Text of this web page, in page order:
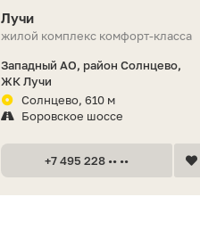
Лучи
жилой комплекс комфорт-класса
Западный АО, район Солнцево,
ЖК Лучи
Солнцево, 610 м
Боровское шоссе
+7 495 228 •• ••